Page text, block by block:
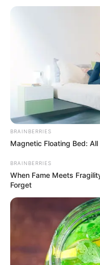
BRAINBERRIES
Magnetic Floating Bed:
BRAINBERRIES
When Fame Meets
Forget